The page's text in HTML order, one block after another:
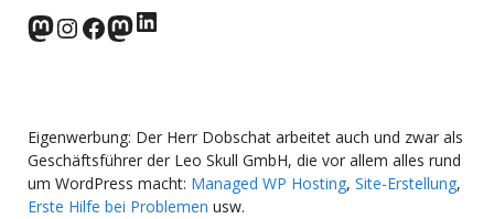
norden.social
Instagram
Facebook
wp-punks.social
LinkedIn
Eigenwerbung: Der Herr Dobschat arbeitet auch und zwar als
Geschäftsführer der Leo Skull GmbH, die vor allem alles rund
um WordPress macht: Managed WP Hosting, Site-Erstellung,
Erste Hilfe bei Problemen usw.